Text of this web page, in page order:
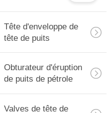
Tête d'enveloppe de
tête de puits
Obturateur d'éruption
de puits de pétrole
Valves de tête de